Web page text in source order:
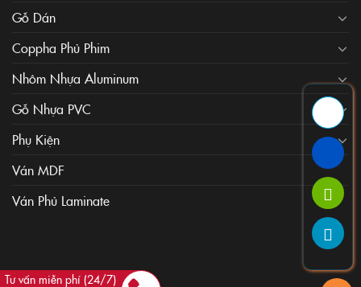
Gỗ Dán
Coppha Phủ Phim
Nhôm Nhựa Aluminum
Gỗ Nhựa PVC
Phụ Kiện
Ván MDF
Ván Phủ Laminate
Tư vấn miễn phí (24/7)